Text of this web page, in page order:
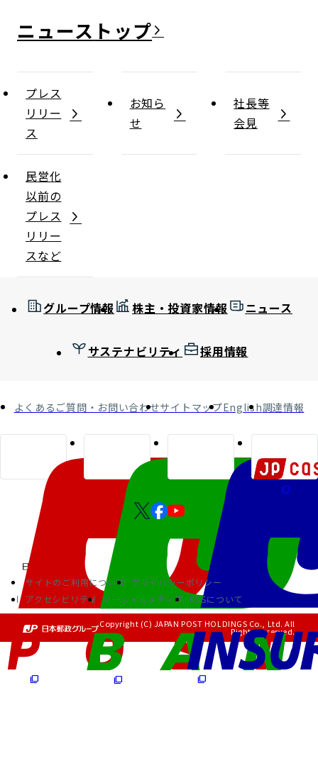
ニュース
プレス
リリー
ス
お知ら
せ
社長等
会見
民営化
以前の
プレス
リリー
スなど
グループ情報 株主・投資家情報 ニュース
サステナビリティ 採用情報
よくあるご質問・お問い合わせサイトマップEnglish調達情報
サイトのご利用について
プライバシーポリシー
アクセシビリティ
ソーシャルメディア RSSについて
Copyright (C) JAPAN POST HOLDINGS Co., Ltd. All
Rights Reserved.